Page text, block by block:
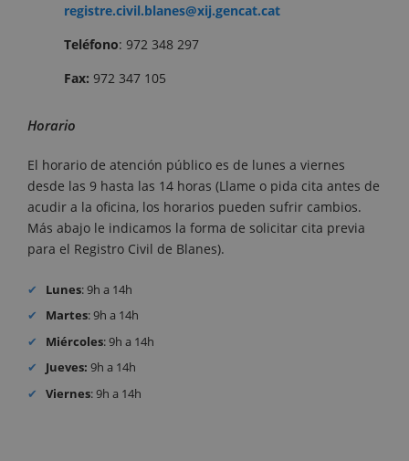
registre.civil.blanes@xij.gencat.cat
Teléfono: 972 348 297
Fax: 972 347 105
Horario
El horario de atención público es de lunes a viernes
desde las 9 hasta las 14 horas (Llame o pida cita antes de
acudir a la oficina, los horarios pueden sufrir cambios.
Más abajo le indicamos la forma de solicitar cita previa
para el Registro Civil de Blanes).
Lunes: 9h a 14h
Martes: 9h a 14h
Miércoles: 9h a 14h
Jueves: 9h a 14h
Viernes: 9h a 14h